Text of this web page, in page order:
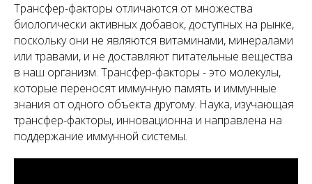
Трансфер-факторы отличаются от множества
биологически активных добавок, доступных на рынке,
поскольку они не являются витаминами, минералами
или травами, и не доставляют питательные вещества
в наш организм. Трансфер-факторы - это молекулы,
которые переносят иммунную память и иммунные
знания от одного объекта другому. Наука, изучающая
трансфер-факторы, инновационна и направлена на
поддержание иммунной системы.